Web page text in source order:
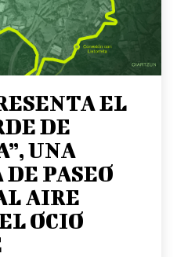
EL
DE
UNA
PASEO
AIRE
OCIO